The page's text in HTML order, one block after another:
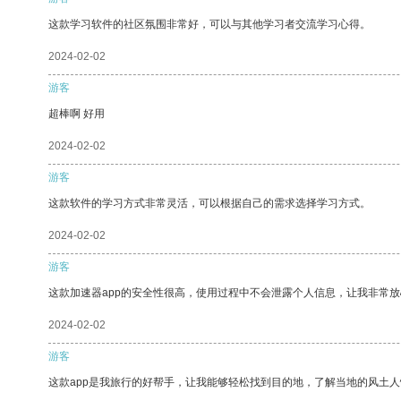
这款学习软件的社区氛围非常好，可以与其他学习者交流学习心得。
2024-02-02
游客
超棒啊 好用
2024-02-02
游客
这款软件的学习方式非常灵活，可以根据自己的需求选择学习方式。
2024-02-02
游客
这款加速器app的安全性很高，使用过程中不会泄露个人信息，让我非常放
2024-02-02
游客
这款app是我旅行的好帮手，让我能够轻松找到目的地，了解当地的风土人